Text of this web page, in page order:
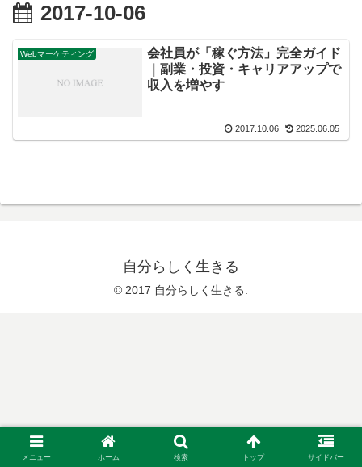
2017-10-06
Webマーケティング
会社員が「稼ぐ方法」完全ガイド
｜副業・投資・キャリアアップで
収入を増やす
2017.10.06 2025.06.05
自分らしく生きる
© 2017 自分らしく生きる.
メニュー ホーム 検索 トップ サイドバー